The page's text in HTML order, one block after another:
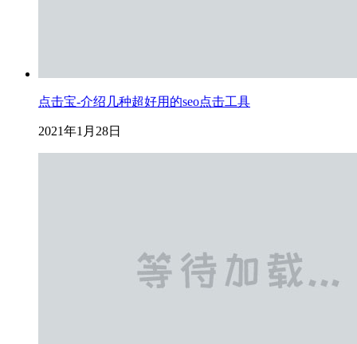
点击宝-介绍几种超好用的seo点击工具
2021年1月28日